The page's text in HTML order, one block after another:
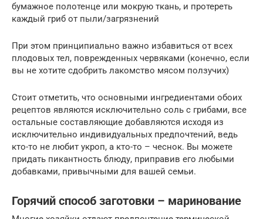
бумажное полотенце или мокрую ткань, и протереть
каждый гриб от пыли/загрязнений
При этом принципиально важно избавиться от всех
плодовых тел, поврежденных червяками (конечно, если
вы не хотите сдобрить лакомство мясом ползучих)
Стоит отметить, что основными ингредиентами обоих
рецептов являются исключительно соль с грибами, все
остальные составляющие добавляются исходя из
исключительно индивидуальных предпочтений, ведь
кто-то не любит укроп, а кто-то – чеснок. Вы можете
придать пикантность блюду, приправив его любыми
добавками, привычными для вашей семьи.
Горячий способ заготовки – маринование